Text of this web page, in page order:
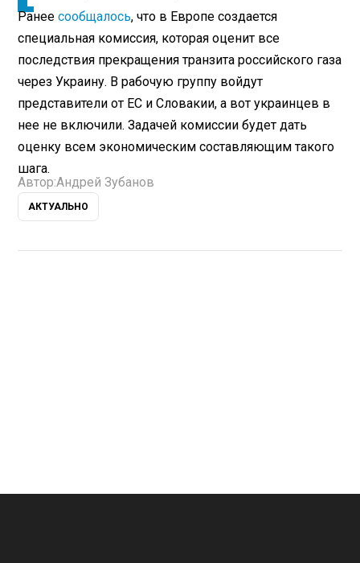
Ранеесообщалось, что в Европе создается
специальная комиссия, которая оценит все
последствия прекращения транзита российского газа
через Украину. В рабочую группу войдут
представители от ЕС и Словакии, а вот украинцев в
нее не включили. Задачей комиссии будет дать
оценку всем экономическим составляющим такого
шага.
Автор:Андрей Зубанов
АКТУАЛЬНО